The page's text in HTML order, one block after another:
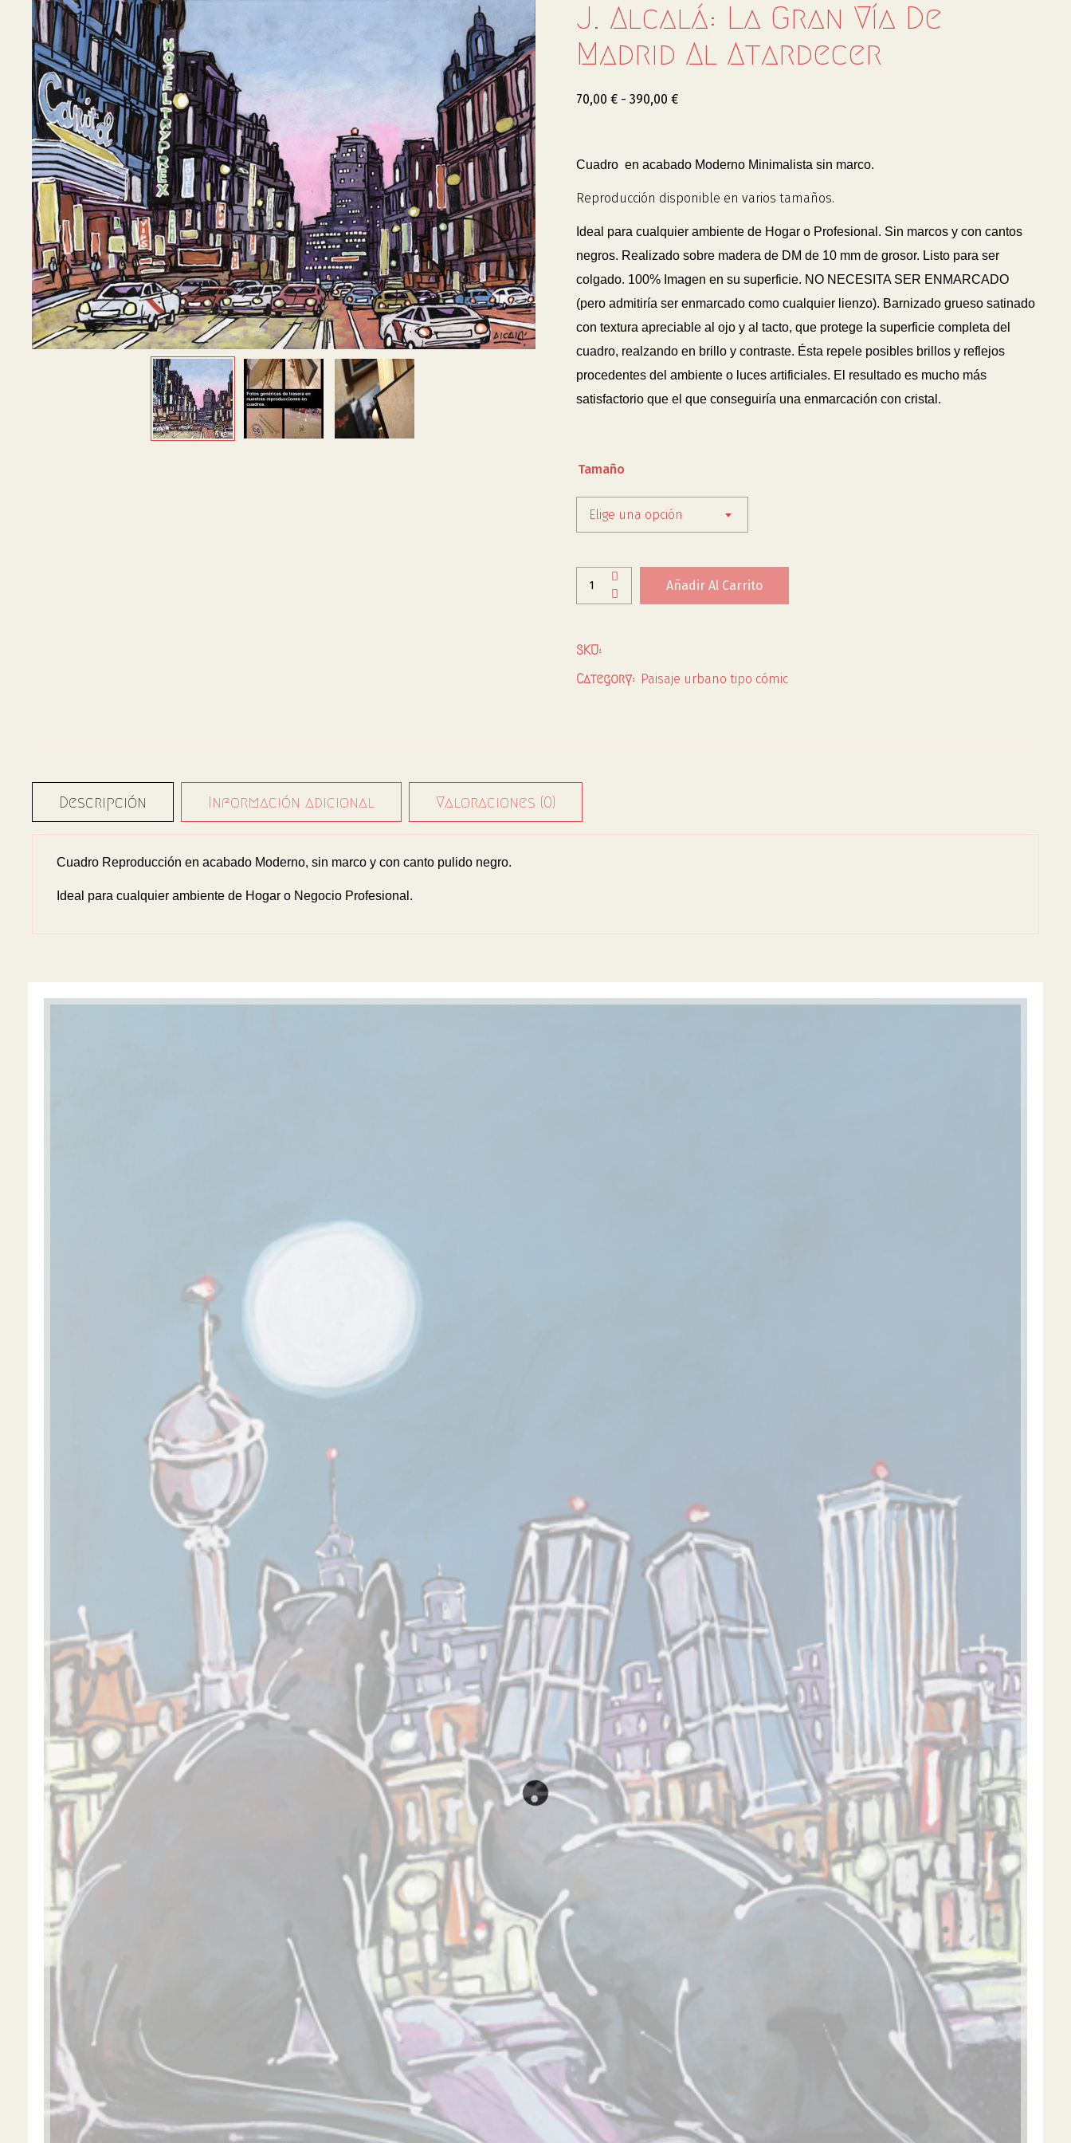
J. Alcalá: La Gran Vía De
Madrid Al Atardecer
70,00 € - 390,00 €
Cuadro en acabado Moderno Minimalista sin marco.
Reproducción disponible en varios tamaños.
Ideal para cualquier ambiente de Hogar o Profesional. Sin marcos y con cantos
negros. Realizado sobre madera de DM de 10 mm de grosor. Listo para ser
colgado. 100% Imagen en su superficie. NO NECESITA SER ENMARCADO
(pero admitiría ser enmarcado como cualquier lienzo). Barnizado grueso satinado
con textura apreciable al ojo y al tacto, que protege la superficie completa del
cuadro, realzando en brillo y contraste. Ésta repele posibles brillos y reflejos
procedentes del ambiente o luces artificiales. El resultado es mucho más
satisfactorio que el que conseguiría una enmarcación con cristal.
Tamaño
Elige una opción
Añadir Al Carrito
SKU:
Category: Paisaje urbano tipo cómic
Descripción Información adicional Valoraciones (0)
Cuadro Reproducción en acabado Moderno, sin marco y con canto pulido negro.
Ideal para cualquier ambiente de Hogar o Negocio Profesional.